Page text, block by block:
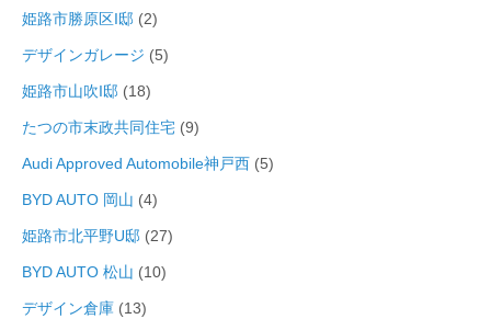
姫路市勝原区I邸 (2)
デザインガレージ (5)
姫路市山吹I邸 (18)
たつの市末政共同住宅 (9)
Audi Approved Automobile神戸西 (5)
BYD AUTO 岡山 (4)
姫路市北平野U邸 (27)
BYD AUTO 松山 (10)
デザイン倉庫 (13)